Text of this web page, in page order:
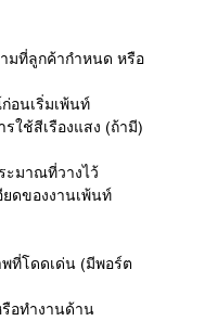
มที่ลูกค้ากำหนด หรือ
อนเริ่มเพ้นท์
ใช้สีเรืองแสง (ถ้ามี)
ะมาณที่วางไว้
ดของงานเพ้นท์
ที่โดดเด่น (มีพอร์ต
อทำงานด้าน